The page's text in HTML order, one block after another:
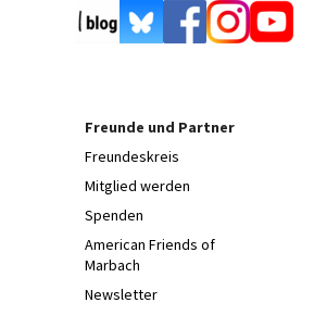
Freunde und Partner
Freundeskreis
Mitglied werden
Spenden
American Friends of
Marbach
Newsletter